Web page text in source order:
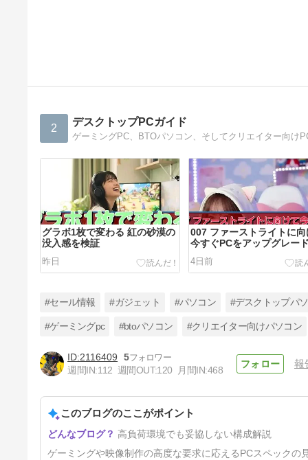
2 デスクトップPCガイド
グラボ1枚で変わる 紅の砂漠の
没入感を検証
昨日
007 ファーストライトに
今すぐPCをアップグレー
べき？
4日前
社会人ゲーマーに PRAGMATA
グラボは刺さるか？
#セール情報 #ガジェット #パソコン #デスクトップパ
#ゲーミングpc #btoパソコン #クリエイター向けパソコン
2116409
5
週間IN:112 週間OUT:120 月間IN:468
報
このブログのここがポイント
高負荷環境でも妥協しない構成解説
ゲーミングや映像制作の高度な要求に応えるPCスペック